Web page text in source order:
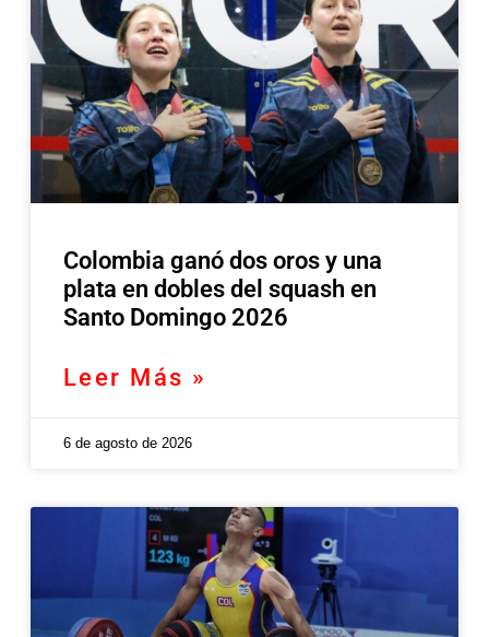
Colombia ganó dos oros y una
plata en dobles del squash en
Santo Domingo 2026
Leer Más »
6 de agosto de 2026